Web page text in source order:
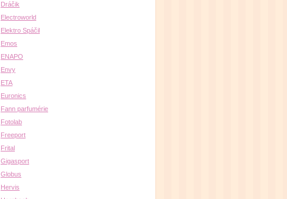
Dráčik
Electroworld
Elektro Spáčil
Emos
ENAPO
Envy
ETA
Euronics
Fann parfumérie
Fotolab
Freeport
Frital
Gigasport
Globus
Hervis